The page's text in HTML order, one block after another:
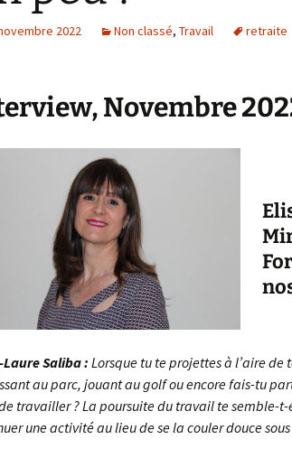
2022 Non classé, Travail retraite
Novembre
Laure Saliba : Lorsque tu te projettes à l’aire de
au parc, jouant au golf ou encore fais-tu
travailler ? La poursuite du travail te semble-
une activité au lieu de se la couler douce